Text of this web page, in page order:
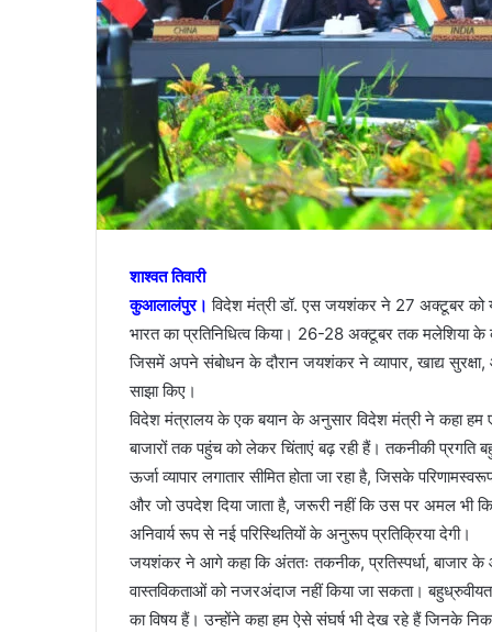
शाश्वत तिवारी
कुआलालंपुर। विदेश मंत्री डॉ. एस जयशंकर ने 27 अक्टूबर को
भारत का प्रतिनिधित्व किया। 26-28 अक्टूबर तक मलेशिया
जिसमें अपने संबोधन के दौरान जयशंकर ने व्यापार, खाद्य
साझा किए।
विदेश मंत्रालय के एक बयान के अनुसार विदेश मंत्री ने कहा
बाजारों तक पहुंच को लेकर चिंताएं बढ़ रही हैं। तकनीकी प्रगति
ऊर्जा व्यापार लगातार सीमित होता जा रहा है, जिसके
और जो उपदेश दिया जाता है, जरूरी नहीं कि उस पर अमल भी
अनिवार्य रूप से नई परिस्थितियों के अनुरूप प्रतिक्रिया देगी।
जयशंकर ने आगे कहा कि अंततः तकनीक, प्रतिस्पर्धा, बाजार के
वास्तविकताओं को नजरअंदाज नहीं किया जा सकता।
का विषय हैं। उन्होंने कहा हम ऐसे संघर्ष भी देख रहे हैं जिनके